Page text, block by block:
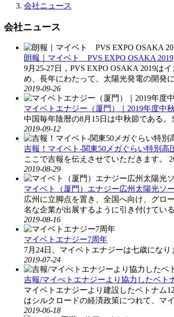
会社ニュース
会社ニュース
朗報｜マイベト PVS EXPO OSAKA 2019
9月25-27日，PVS EXPO OSAKA 2019は
め、長年にわたって、太陽光発電の開発
2019-09-26
マイベトエナジー（厦門）｜2019年度中
中国毎年陰暦の8月15日は中秋節である
2019-09-12
吉報！マイベト-関東50メガぐらい特別
ここで吉報を伝えさせていただきます。
2019-08-29
マイベト（厦門）エナジー広州太陽光ソ
広州に立脚点を置き、全国へ向け、グロ
名な企業が出展するように引き付けてい
2019-08-16
マイベトエナジー7周年
7月24日、マイベトエナジーは七歳にな
2019-07-24
吉報/マイべトエナジーより協力したベト
マイベトエナジーより建設したベトナム
はシルクロードの経済政策につれて、マ
2019-06-18